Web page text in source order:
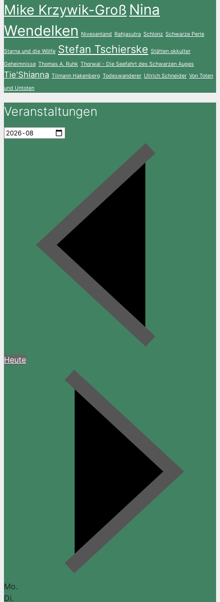
Mike Krzywik-Groß Nina
Wendelken
Nivesenland Rahjasutra Schlonz Schwarze Perle
Starna und die Wölfe Stefan Tschierske Stätten okkulter
Geheimnisse Thomas A. Ruhk Thorwal - Die Seefahrt des Schwarzen Auges
Tie'Shianna Tilmann Hakenberg Todeswanderer Ullrich Schneider Von Toten
und Untoten
Veranstaltungen
Heute
Mo.
Di.